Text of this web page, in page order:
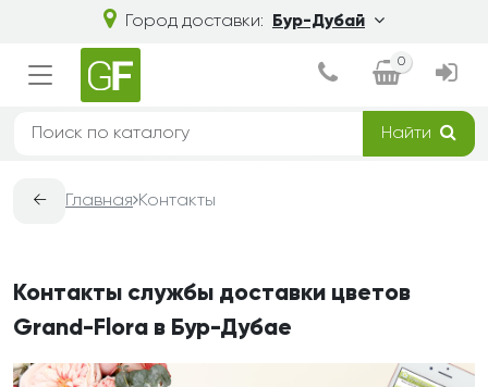
Город доставки: Бур-Дубай
0
Найти
← Главная Контакты
Контакты службы доставки цветов
Grand-Flora в Бур-Дубае